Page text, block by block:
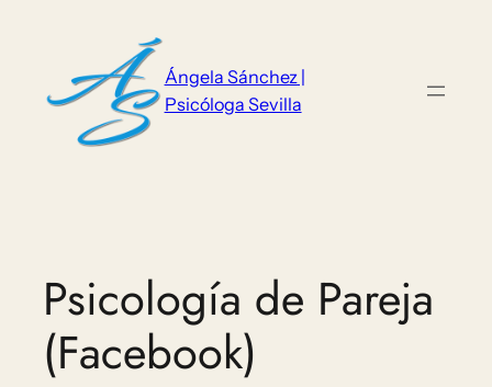
contenido
Ángela Sánchez |
Psicóloga Sevilla
Psicología de Pareja
(Facebook)